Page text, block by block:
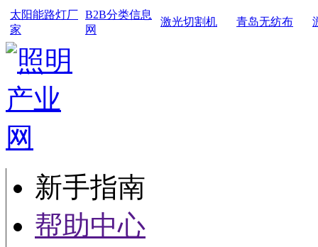
太阳能路灯厂
家
B2B分类信息
网
激光切割机 青岛无纺布
新手指南
帮助中心